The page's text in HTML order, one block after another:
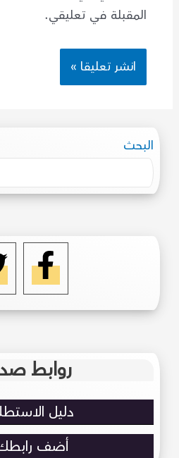
المقبلة في تعليقي.
البحث
روابط
دليل
أضف